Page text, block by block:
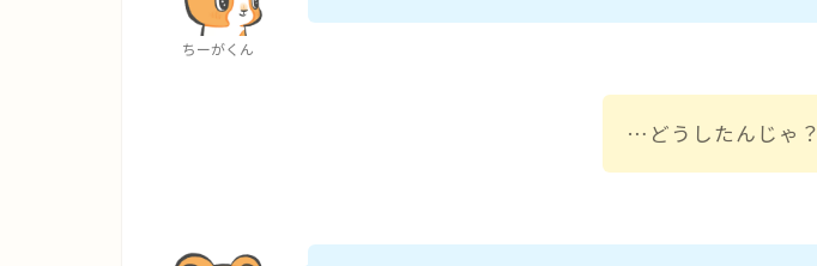
ちーがくん
…どうしたんじゃ？